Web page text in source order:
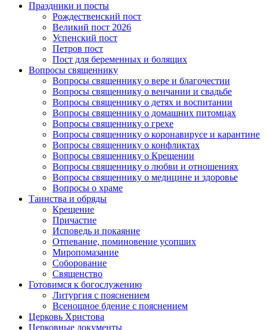
Праздники и посты
Рождественский пост
Великий пост 2026
Успенский пост
Петров пост
Пост для беременных и болящих
Вопросы священнику
Вопросы священнику о вере и благочестии
Вопросы священнику о венчании и свадьбе
Вопросы священнику о детях и воспитании
Вопросы священнику о домашних питомцах
Вопросы священнику о грехе
Вопросы священнику о коронавирусе и карантине
Вопросы священнику о конфликтах
Вопросы священнику о Крещении
Вопросы священнику о любви и отношениях
Вопросы священнику о медицине и здоровье
Вопросы о храме
Таинства и обряды
Крещение
Причастие
Исповедь и покаяние
Отпевание, поминовение усопших
Миропомазание
Соборование
Священство
Готовимся к богослужению
Литургия с пояснением
Всенощное бдение с пояснением
Церковь Христова
Церковные документы